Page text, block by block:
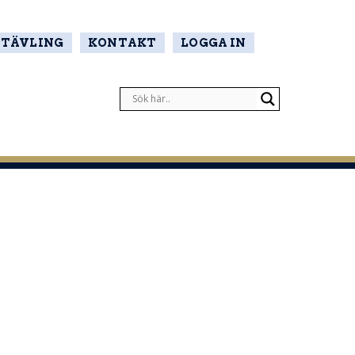
TÄVLING KONTAKT LOGGA IN